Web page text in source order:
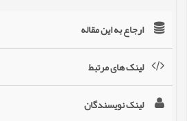
ارجاع به این مقاله
لینک های مرتبط
لینک نویسندگان